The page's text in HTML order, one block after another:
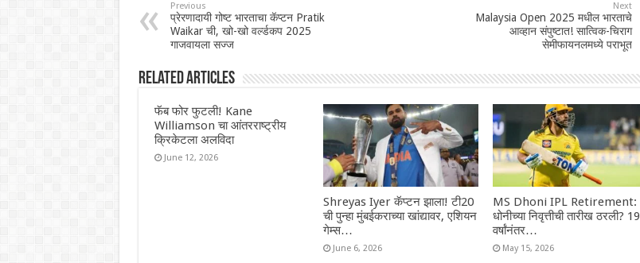
Previous
प्रेरणादायी गोष्ट भारताचा कॅप्टन Pratik
Waikar ची, खो-खो वर्ल्डकप 2025
गाजवायला सज्ज
Next
Malaysia Open 2025 मधील भारताचे
आव्हान संपुष्टात! सात्विक-चिराग
सेमीफायनलमध्ये पराभूत
Related Articles
फॅब फोर फुटली! Kane
Williamson चा आंतरराष्ट्रीय
क्रिकेटला अलविदा
June 12, 2026
Shreyas Iyer कॅप्टन झाला! टी20
ची पुन्हा मुंबईकराच्या खांद्यावर, एशियन
गेम्स…
June 6, 2026
MS Dhoni IPL Retirement:
धोनीच्या निवृत्तीची तारीख ठरली? 19
वर्षांनंतर…
May 15, 2026